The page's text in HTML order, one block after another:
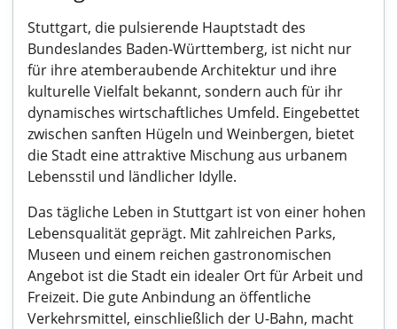
Stuttgart, die pulsierende Hauptstadt des
Bundeslandes Baden-Württemberg, ist nicht nur
für ihre atemberaubende Architektur und ihre
kulturelle Vielfalt bekannt, sondern auch für ihr
dynamisches wirtschaftliches Umfeld. Eingebettet
zwischen sanften Hügeln und Weinbergen, bietet
die Stadt eine attraktive Mischung aus urbanem
Lebensstil und ländlicher Idylle.
Das tägliche Leben in Stuttgart ist von einer hohen
Lebensqualität geprägt. Mit zahlreichen Parks,
Museen und einem reichen gastronomischen
Angebot ist die Stadt ein idealer Ort für Arbeit und
Freizeit. Die gute Anbindung an öffentliche
Verkehrsmittel, einschließlich der U-Bahn, macht